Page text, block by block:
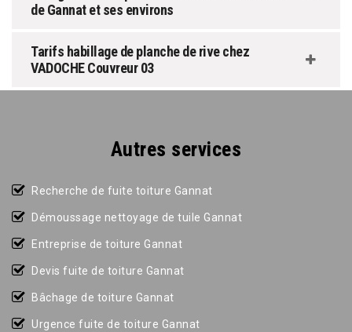
de Gannat et ses environs
Tarifs habillage de planche de rive chez
VADOCHE Couvreur 03
Autres services
Recherche de fuite toiture Gannat
Démoussage nettoyage de tuile Gannat
Entreprise de toiture Gannat
Devis fuite de toiture Gannat
Bâchage de toiture Gannat
Urgence fuite de toiture Gannat